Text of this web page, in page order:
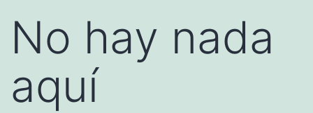
No hay nada
aquí